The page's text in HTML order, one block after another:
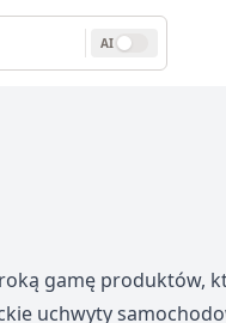
AI
gamę produktów,
uchwyty